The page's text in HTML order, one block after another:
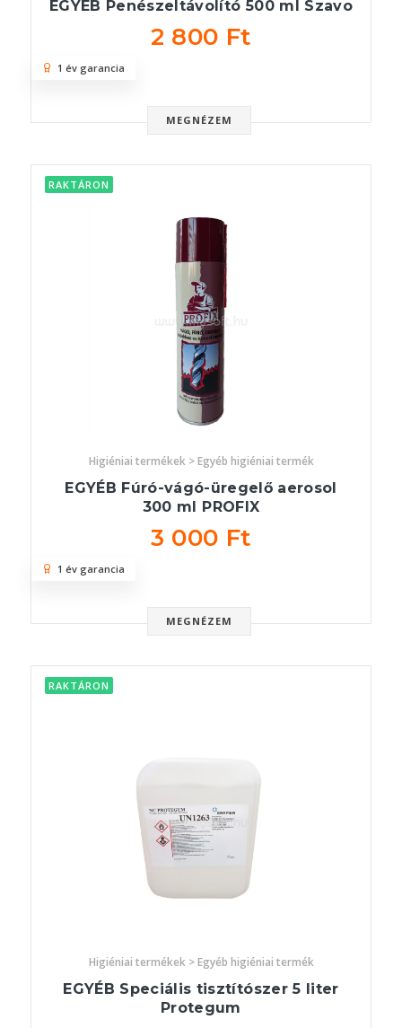
EGYÉB Penészeltávolító 500 ml Szavo
2 800 Ft
MEGNÉZEM
1 év garancia
RAKTÁRON
Higiéniai termékek > Egyéb higiéniai termék
EGYÉB Fúró-vágó-üregelő aerosol
300 ml PROFIX
3 000 Ft
MEGNÉZEM
1 év garancia
RAKTÁRON
Higiéniai termékek > Egyéb higiéniai termék
EGYÉB Speciális tisztítószer 5 liter
Protegum